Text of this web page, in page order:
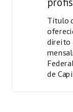
Título
direito
de